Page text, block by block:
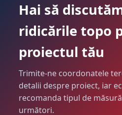
Hai să
ridicările topo
proiectul tău
Trimite-ne coordonatele
detalii despre proiect, iar
recomanda tipul de
următori.